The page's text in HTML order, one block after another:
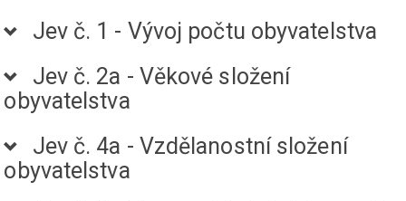
Jev č. 1 - Vývoj počtu obyvatelstva
Jev č. 2a - Věkové složení
obyvatelstva
Jev č. 4a - Vzdělanostní složení
obyvatelstva